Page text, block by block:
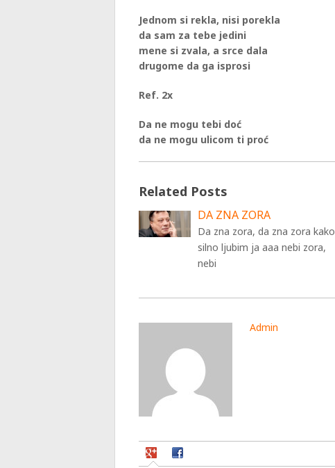
Jednom si rekla, nisi porekla
da sam za tebe jedini
mene si zvala, a srce dala
drugome da ga isprosi
Ref. 2x
Da ne mogu tebi doć
da ne mogu ulicom ti proć
Related Posts
DA ZNA ZORA
Da zna zora, da zna zora kako
silno ljubim ja aaa nebi zora,
nebi
Admin